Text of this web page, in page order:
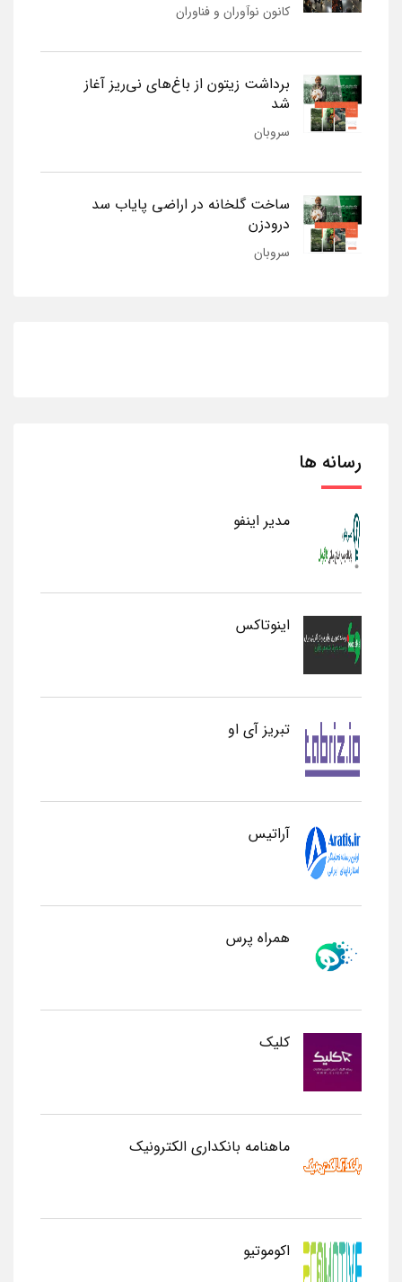
کانون نوآوران و فناوران
برداشت زیتون از باغ‌های نی‌ریز آغاز
شد
سروبان
ساخت گلخانه در اراضی پایاب سد
درودزن
سروبان
رسانه ها
مدیر اینفو
اینوتاکس
تبریز آی او
آراتیس
همراه پرس
کلیک
ماهنامه بانکداری الکترونیک
اکوموتیو